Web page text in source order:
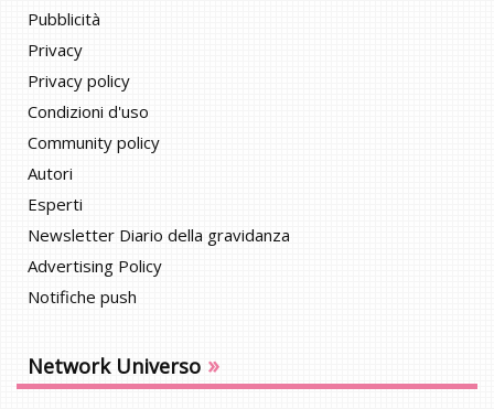
Pubblicità
Privacy
Privacy policy
Condizioni d'uso
Community policy
Autori
Esperti
Newsletter Diario della gravidanza
Advertising Policy
Notifiche push
Network Universo »